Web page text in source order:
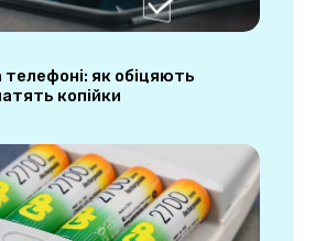
як обіцяють
копійки